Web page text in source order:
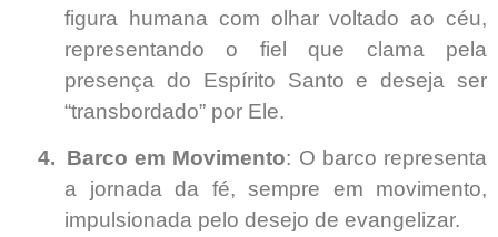
figura humana com olhar voltado ao céu,
representando o fiel que clama pela
presença do Espírito Santo e deseja ser
“transbordado” por Ele.
4. Barco em Movimento: O barco representa
a jornada da fé, sempre em movimento,
impulsionada pelo desejo de evangelizar.